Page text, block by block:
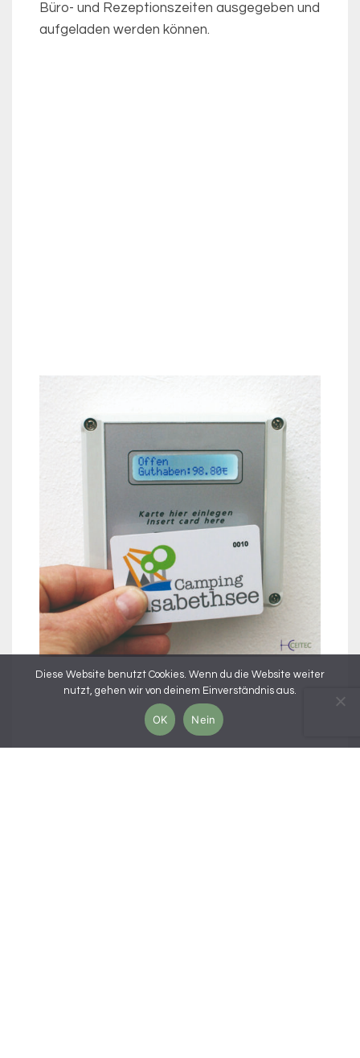
Büro- und Rezeptionszeiten ausgegeben und
aufgeladen werden können.
Diese Website benutzt Cookies. Wenn du die Website weiter
nutzt, gehen wir von deinem Einverständnis aus.
OK Nein